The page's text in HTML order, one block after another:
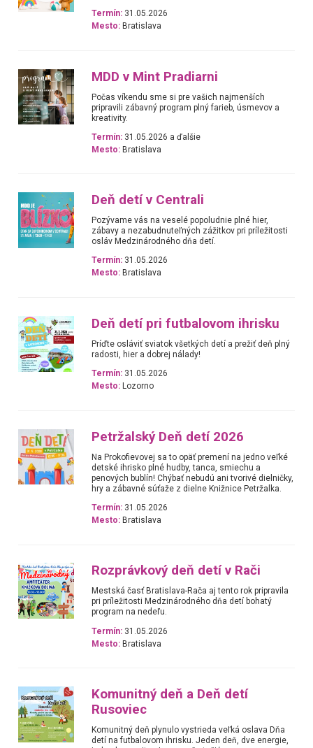
Termín: 31.05.2026
Mesto: Bratislava
MDD v Mint Pradiarni
Počas víkendu sme si pre vašich najmenších
pripravili zábavný program plný farieb, úsmevov a
kreativity.
Termín: 31.05.2026 a ďalšie
Mesto: Bratislava
Deň detí v Centrali
Pozývame vás na veselé popoludnie plné hier,
zábavy a nezabudnuteľných zážitkov pri príležitosti
osláv Medzinárodného dňa detí.
Termín: 31.05.2026
Mesto: Bratislava
Deň detí pri futbalovom ihrisku
Príďte osláviť sviatok všetkých detí a prežiť deň plný
radosti, hier a dobrej nálady!
Termín: 31.05.2026
Mesto: Lozorno
Petržalský Deň detí 2026
Na Prokofievovej sa to opäť premení na jedno veľké
detské ihrisko plné hudby, tanca, smiechu a
penových bublín! Chýbať nebudú ani tvorivé dielničky,
hry a zábavné súťaže z dielne Knižnice Petržalka.
Termín: 31.05.2026
Mesto: Bratislava
Rozprávkový deň detí v Rači
Mestská časť Bratislava-Rača aj tento rok pripravila
pri príležitosti Medzinárodného dňa detí bohatý
program na nedeľu.
Termín: 31.05.2026
Mesto: Bratislava
Komunitný deň a Deň detí
Rusoviec
Komunitný deň plynulo vystrieda veľká oslava Dňa
detí na futbalovom ihrisku. Jeden deň, dve energie,